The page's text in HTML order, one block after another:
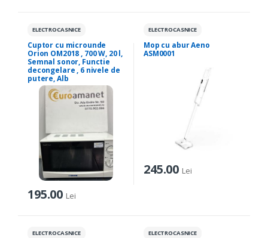
ELECTROCASNICE
Cuptor cu microunde
Orion OM2018 , 700 W, 20 l,
Semnal sonor, Functie
decongelare , 6 nivele de
putere, Alb
195.00 Lei
ELECTROCASNICE
Mop cu abur Aeno
ASM0001
245.00 Lei
ELECTROCASNICE ELECTROCASNICE